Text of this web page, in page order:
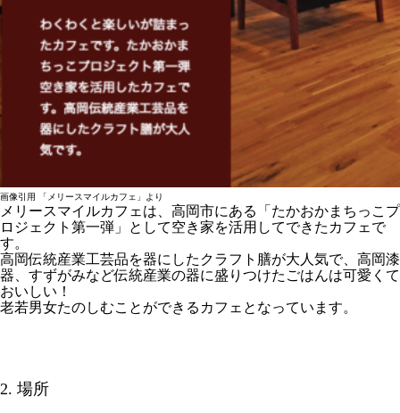
画像引用 「メリースマイルカフェ」より
メリースマイルカフェは、高岡市にある「たかおかまちっこプ
ロジェクト第一弾」として空き家を活用してできたカフェで
す。
高岡伝統産業工芸品を器にしたクラフト膳が大人気で、高岡漆
器、すずがみなど伝統産業の器に盛りつけたごはんは可愛くて
おいしい！
老若男女たのしむことができるカフェとなっています。
2. 場所